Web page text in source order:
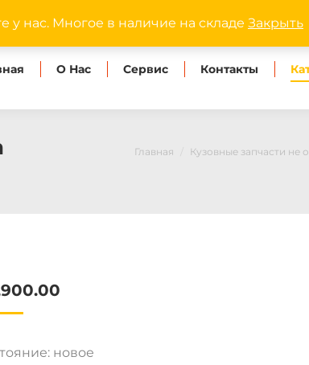
О Нас Сервис Контакты
Главная Кузовные запчасти не
новое
у нас. Многое в наличие на складе Закрыть